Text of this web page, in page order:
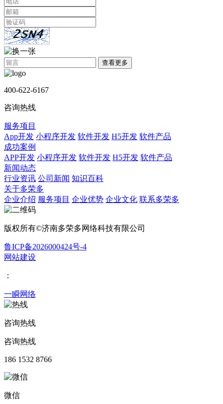
查看更多
400-622-6167
咨询热线
服务项目
App开发 小程序开发 软件开发 H5开发 软件产品
成功案例
APP开发 小程序开发 软件开发 H5开发 软件产品
新闻动态
行业资讯 公司新闻 知识百科
关于多荣多
企业介绍 服务项目 企业优势 企业文化 联系多荣多
版权所有©济南多荣多网络科技有限公司
鲁ICP备2026000424号-4
网站建设
：
一瞬网络
咨询热线
咨询热线
186 1532 8766
微信